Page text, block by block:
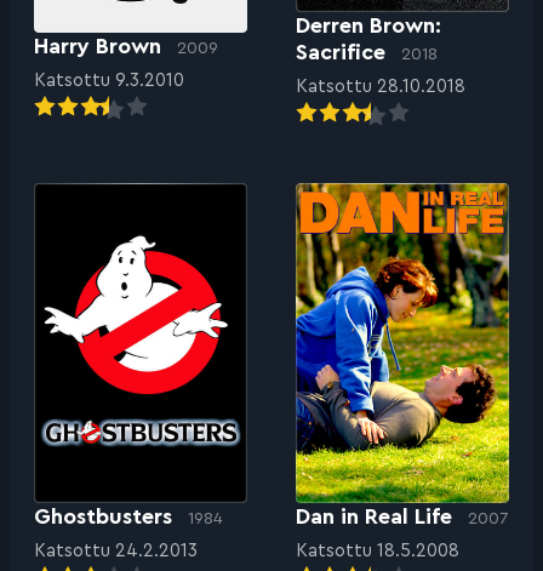
Harry Brown 2009
Katsottu 9.3.2010
Derren Brown:
Sacrifice
2018
Katsottu 28.10.2018
Ghostbusters 1984
Katsottu 24.2.2013
Dan in Real Life 2007
Katsottu 18.5.2008